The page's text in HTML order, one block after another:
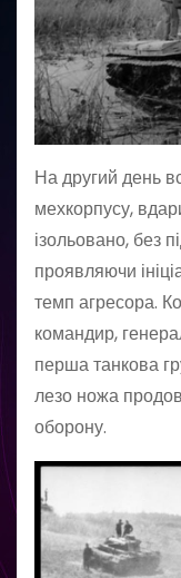
На другий день
мехкорпусу,
ізольовано, без
проявляючи
темп агресора.
командир,
перша танкова
лезо ножа
оборону.